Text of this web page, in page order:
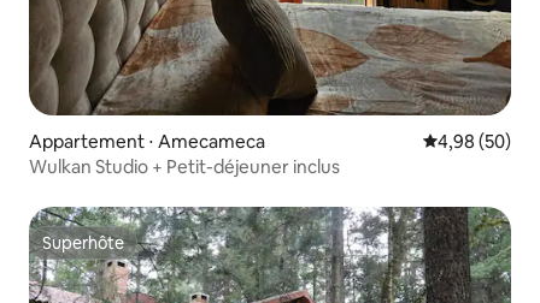
Appartement ⋅ Amecameca Évaluation
4,98 (50)
Wulkan Studio + Petit-déjeuner inclus
Superhôte
Superhôte